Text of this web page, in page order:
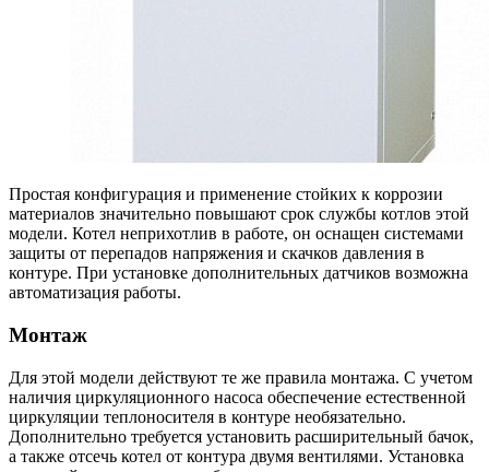
Простая конфигурация и применение стойких к коррозии
материалов значительно повышают срок службы котлов этой
модели. Котел неприхотлив в работе, он оснащен системами
защиты от перепадов напряжения и скачков давления в
контуре. При установке дополнительных датчиков возможна
автоматизация работы.
Монтаж
Для этой модели действуют те же правила монтажа. С учетом
наличия циркуляционного насоса обеспечение естественной
циркуляции теплоносителя в контуре необязательно.
Дополнительно требуется установить расширительный бачок,
а также отсечь котел от контура двумя вентилями. Установка